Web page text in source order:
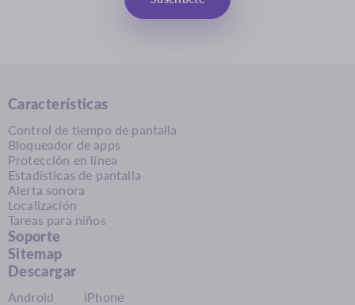
Características
Control de tiempo de pantalla
Bloqueador de apps
Protección en línea
Estadísticas de pantalla
Alerta sonora
Localización
Tareas para niños
Soporte
Sitemap
Descargar
Android
iPhone